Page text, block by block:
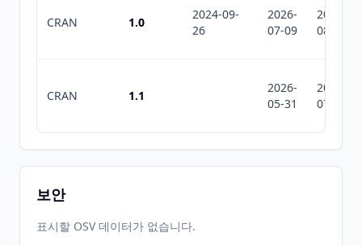
CRAN 1.0
2024-09-
26
2026-
07-09
2026-
08-05
CRAN 1.1
2026-
05-31
2026-
07-10
보안
표시할 OSV 데이터가 없습니다.